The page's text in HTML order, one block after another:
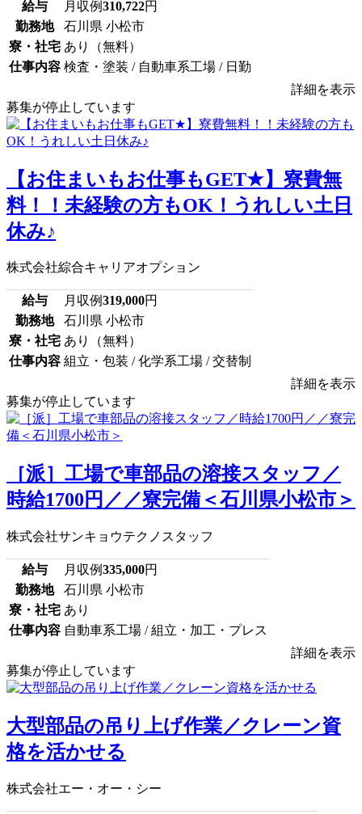
給与 月収例310,722円
勤務地
石川県 小松市
寮・社宅 あり（無料）
仕事内容 検査・塗装 / 自動車系工場 / 日勤
詳細を表示
募集が停止しています
【お住まいもお仕事もGET★】寮費無
料！！未経験の方もOK！うれしい土日
休み♪
株式会社綜合キャリアオプション
給与 月収例319,000円
勤務地
石川県 小松市
寮・社宅 あり（無料）
仕事内容 組立・包装 / 化学系工場 / 交替制
詳細を表示
募集が停止しています
［派］工場で車部品の溶接スタッフ／
時給1700円／／寮完備＜石川県小松市＞
株式会社サンキョウテクノスタッフ
給与 月収例335,000円
勤務地
石川県 小松市
寮・社宅 あり
仕事内容 自動車系工場 / 組立・加工・プレス
詳細を表示
募集が停止しています
大型部品の吊り上げ作業／クレーン資
格を活かせる
株式会社エー・オー・シー